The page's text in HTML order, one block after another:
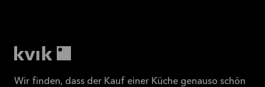
Wir finden, dass der Kauf einer Küche genauso schön